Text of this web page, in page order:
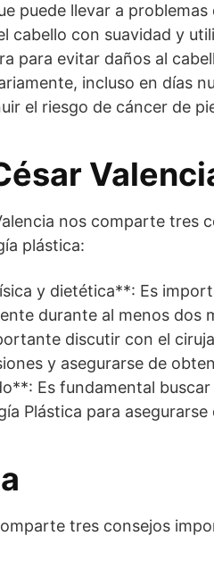
puede llevar a
cabello con suavidad y
para evitar daños al
incluso en días
el riesgo de cáncer de
nos comparte
plástica:
y dietética**: Es
durante al menos dos
discutir con el
y asegurarse de
Es fundamental
Plástica para
tres consejos